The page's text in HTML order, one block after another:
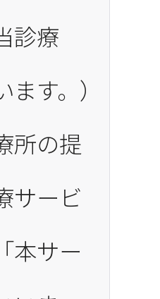
診療
す。）
所の提
サービ
本サー